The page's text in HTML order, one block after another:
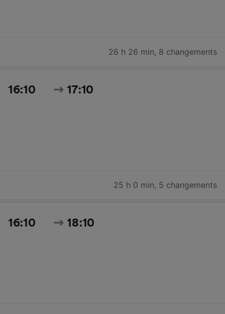
26 h 26 min, 8 changements
16:10 17:10
25 h 0 min, 5 changements
16:10 18:10